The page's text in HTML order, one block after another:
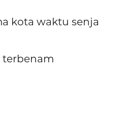
kota waktu senja
terbenam